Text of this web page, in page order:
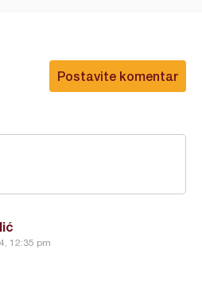
Postavite komentar
12:35 pm